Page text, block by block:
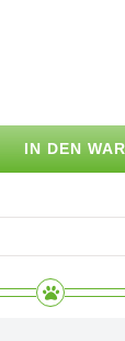
IN DEN